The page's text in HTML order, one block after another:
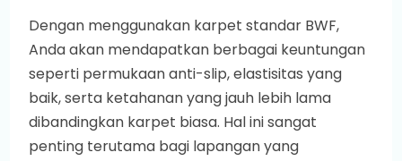
Dengan menggunakan karpet standar BWF,
Anda akan mendapatkan berbagai keuntungan
seperti permukaan anti-slip, elastisitas yang
baik, serta ketahanan yang jauh lebih lama
dibandingkan karpet biasa. Hal ini sangat
penting terutama bagi lapangan yang